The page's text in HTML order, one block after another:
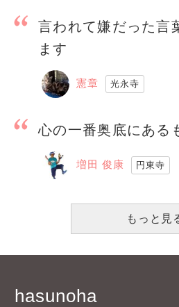
言われて嫌だった言
ます
憲章 光永寺
心の一番奥底にある
増田 俊康 円東寺
もっと見
hasunoha